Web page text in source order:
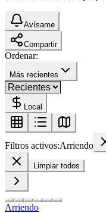
Avísame
Compartir
Ordenar:
Más recientes
Local
Filtros activos:Arriendo
Limpiar todos
Arriendo